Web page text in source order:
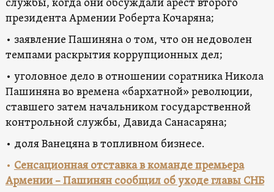
службы, когда они обсуждали арест второго
президента Армении Роберта Кочаряна;
• заявление Пашиняна о том, что он недоволен
темпами раскрытия коррупционных дел;
• уголовное дело в отношении соратника Никола
Пашиняна во времена «бархатной» революции,
ставшего затем начальником государственной
контрольной службы, Давида Санасаряна;
• доля Ванецяна в топливном бизнесе.
• Сенсационная отставка в команде премьера
Армении – Пашинян сообщил об уходе главы СНБ